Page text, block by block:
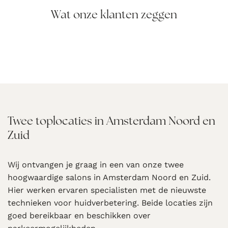
Wat onze klanten zeggen
Twee toplocaties in Amsterdam Noord en
Zuid
Wij ontvangen je graag in een van onze twee
hoogwaardige salons in Amsterdam Noord en Zuid.
Hier werken ervaren specialisten met de nieuwste
technieken voor huidverbetering. Beide locaties zijn
goed bereikbaar en beschikken over